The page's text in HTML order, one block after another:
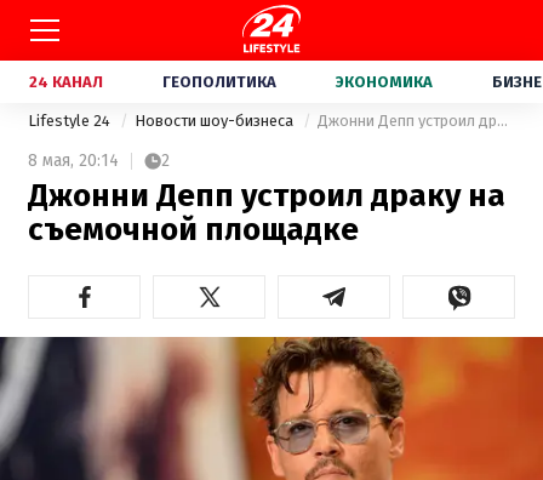
24 КАНАЛ ГЕОПОЛИТИКА ЭКОНОМИКА
Lifestyle 24 Новости шоу-бизнеса Джонни Депп устроил драку на съемочной площадке
8 мая, 20:14 2
Джонни Депп устроил драку на
съемочной площадке